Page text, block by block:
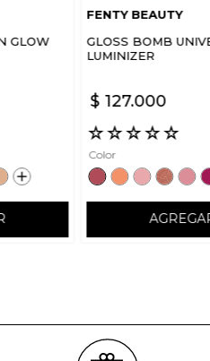
GLOW
FENTY BEAUTY
GLOSS BOMB
LUMINIZER
$ 127.000
☆☆☆☆☆
Color